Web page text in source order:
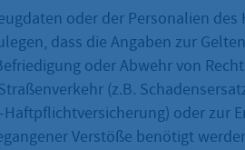
oder der Personalien des
dass die Angaben zur
oder Abwehr von
(z.B.
oder zur
Verstöße benötigt